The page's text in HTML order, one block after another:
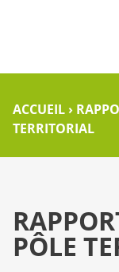
ACCUEIL ›
TERRITORIAL
PÔLE